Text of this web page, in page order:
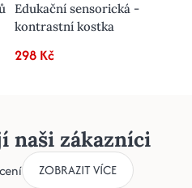
Edukační sensorická -
kontrastní kostka
298 Kč
naši zákazníci
ZOBRAZIT VÍCE